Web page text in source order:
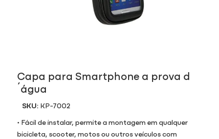
Capa para Smartphone a prova d
´água
SKU: KP-7002
• Fácil de instalar, permite a montagem em qualquer
bicicleta, scooter, motos ou outros veículos com